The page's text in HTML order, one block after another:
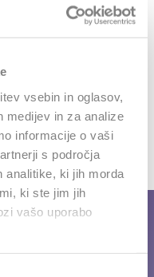
vsebin in oglasov,
medijev in za analize
informacije o vaši
s področja
analitike, ki jih morda
ki ste jim jih
vašo uporabo
prijaviti.